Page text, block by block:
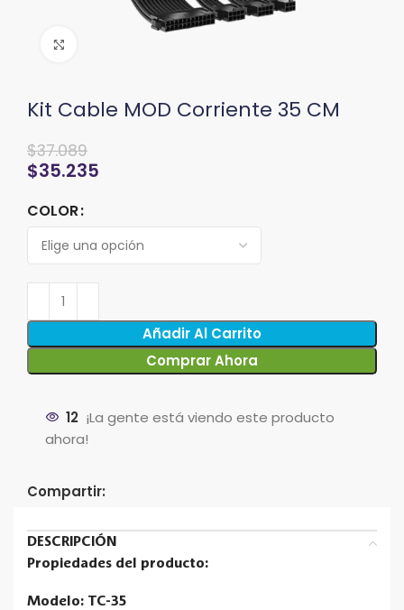
Kit Cable MOD Corriente 35 CM
$37.089
$35.235
COLOR
Añadir Al Carrito
Comprar Ahora
12 ¡La gente está viendo este producto
ahora!
Compartir:
DESCRIPCIÓN
Propiedades del producto:
Modelo: TC-35